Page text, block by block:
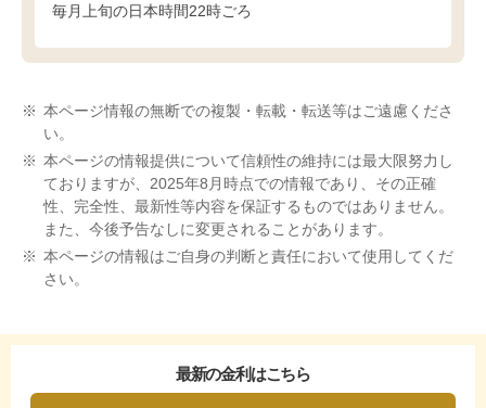
毎月上旬の日本時間22時ごろ
※ 本ページ情報の無断での複製・転載・転送等はご遠慮くださ
い。
※ 本ページの情報提供について信頼性の維持には最大限努力し
ておりますが、2025年8月時点での情報であり、その正確
性、完全性、最新性等内容を保証するものではありません。
また、今後予告なしに変更されることがあります。
※ 本ページの情報はご自身の判断と責任において使用してくだ
さい。
最新の金利はこちら